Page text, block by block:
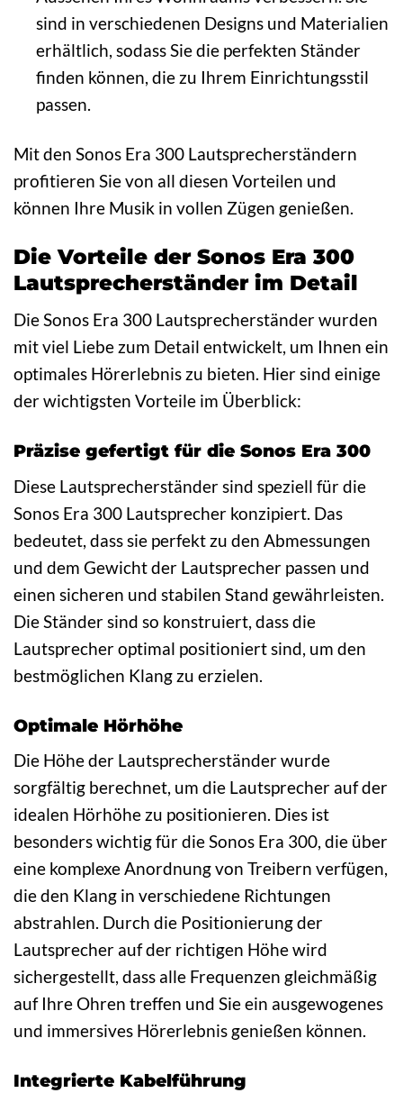
sind in verschiedenen Designs und Materialien
erhältlich, sodass Sie die perfekten Ständer
finden können, die zu Ihrem Einrichtungsstil
passen.
Mit den Sonos Era 300 Lautsprecherständern
profitieren Sie von all diesen Vorteilen und
können Ihre Musik in vollen Zügen genießen.
Die Vorteile der Sonos Era 300
Lautsprecherständer im Detail
Die Sonos Era 300 Lautsprecherständer wurden
mit viel Liebe zum Detail entwickelt, um Ihnen ein
optimales Hörerlebnis zu bieten. Hier sind einige
der wichtigsten Vorteile im Überblick:
Präzise gefertigt für die Sonos Era 300
Diese Lautsprecherständer sind speziell für die
Sonos Era 300 Lautsprecher konzipiert. Das
bedeutet, dass sie perfekt zu den Abmessungen
und dem Gewicht der Lautsprecher passen und
einen sicheren und stabilen Stand gewährleisten.
Die Ständer sind so konstruiert, dass die
Lautsprecher optimal positioniert sind, um den
bestmöglichen Klang zu erzielen.
Optimale Hörhöhe
Die Höhe der Lautsprecherständer wurde
sorgfältig berechnet, um die Lautsprecher auf der
idealen Hörhöhe zu positionieren. Dies ist
besonders wichtig für die Sonos Era 300, die über
eine komplexe Anordnung von Treibern verfügen,
die den Klang in verschiedene Richtungen
abstrahlen. Durch die Positionierung der
Lautsprecher auf der richtigen Höhe wird
sichergestellt, dass alle Frequenzen gleichmäßig
auf Ihre Ohren treffen und Sie ein ausgewogenes
und immersives Hörerlebnis genießen können.
Integrierte Kabelführung